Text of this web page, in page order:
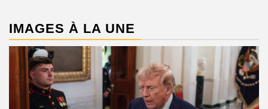
IMAGES À LA UNE